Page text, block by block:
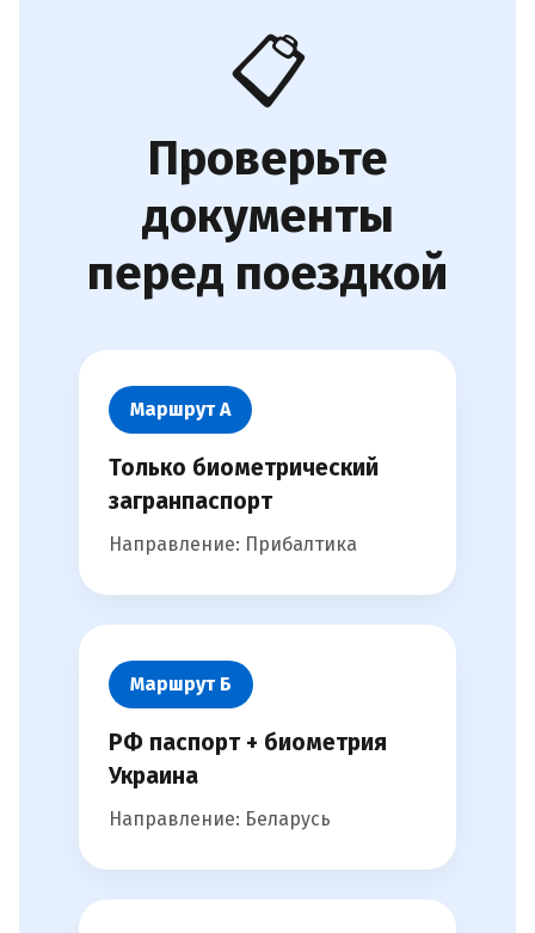
📋
Проверьте
документы
перед поездкой
Маршрут А
Только биометрический
загранпаспорт
Направление: Прибалтика
Маршрут Б
РФ паспорт + биометрия
Украина
Направление: Беларусь